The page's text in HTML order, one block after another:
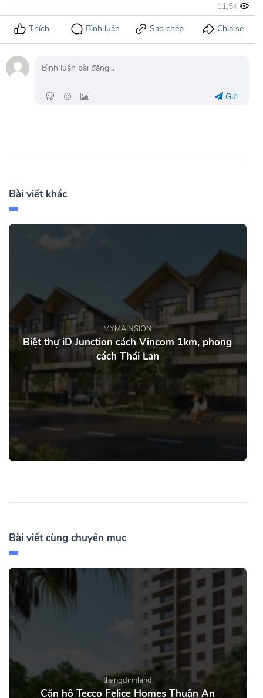
Gửi
Bài viết khác
MYMAINSION
Biệt thự iD Junction cách Vincom 1km, phong
cách Thái Lan
Bài viết cùng chuyên mục
thangdinhland
Căn hộ Tecco Felice Homes Thuận An